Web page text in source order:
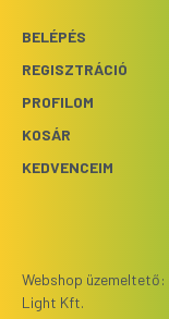
BELÉPÉS
REGISZTRÁCIÓ
PROFILOM
KOSÁR
KEDVENCEIM
Webshop
Light Kft.